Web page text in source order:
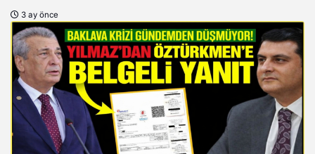
3 ay önce